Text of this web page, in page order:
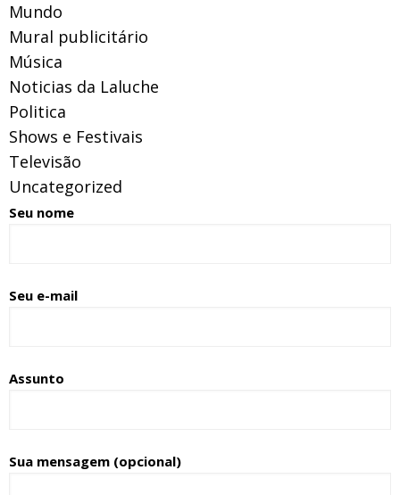
Mundo
Mural publicitário
Música
Noticias da Laluche
Politica
Shows e Festivais
Televisão
Uncategorized
Seu nome
Seu e-mail
Assunto
Sua mensagem (opcional)